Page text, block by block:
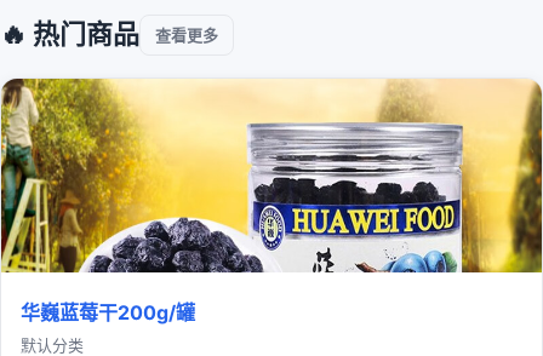
🔥 热门商品 查看更多
华巍蓝莓干200g/罐
默认分类